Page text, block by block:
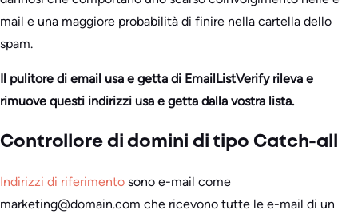
mail e una maggiore probabilità di finire nella cartella dello
spam.
Il pulitore di email usa e getta di EmailListVerify rileva e
rimuove questi indirizzi usa e getta dalla vostra lista.
Controllore di domini di tipo Catch-all
Indirizzi di riferimento sono e-mail come
marketing@domain.com che ricevono tutte le e-mail di un